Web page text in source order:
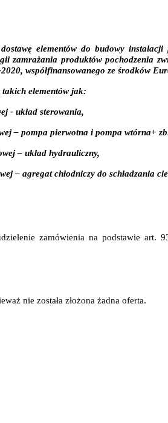
elementów do budowy instalacji
zamrażania produktów pochodzenia
współfinansowanego ze środków
takich elementów jak:
- układ sterowania,
– pompa pierwotna i pompa wtórna+
– układ hydrauliczny,
– agregat chłodniczy do schładzania
zamówienia na podstawie
nie została złożona żadna oferta.